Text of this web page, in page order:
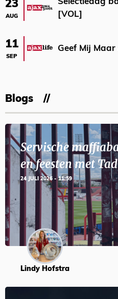
23
AUG
Selectiedag
[VOL]
11
SEP
Geef Mij
Blogs
Servische
en feesten met
24 JULI 2026 - 11:59
Lindy Hofstra